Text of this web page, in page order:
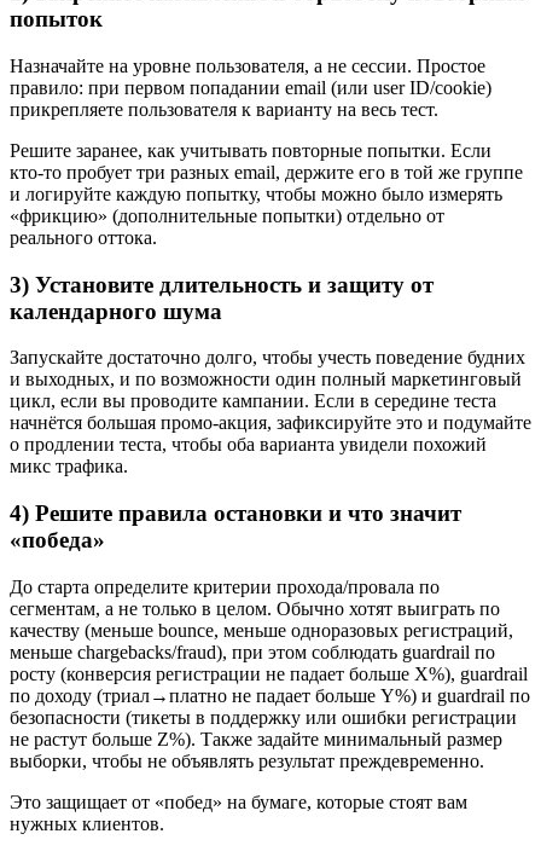
попыток
Назначайте на уровне пользователя, а не сессии. Простое
правило: при первом попадании email (или user ID/cookie)
прикрепляете пользователя к варианту на весь тест.
Решите заранее, как учитывать повторные попытки. Если
кто‑то пробует три разных email, держите его в той же группе
и логируйте каждую попытку, чтобы можно было измерять
«фрикцию» (дополнительные попытки) отдельно от
реального оттока.
3) Установите длительность и защиту от
календарного шума
Запускайте достаточно долго, чтобы учесть поведение будних
и выходных, и по возможности один полный маркетинговый
цикл, если вы проводите кампании. Если в середине теста
начнётся большая промо‑акция, зафиксируйте это и подумайте
о продлении теста, чтобы оба варианта увидели похожий
микс трафика.
4) Решите правила остановки и что значит
«победа»
До старта определите критерии прохода/провала по
сегментам, а не только в целом. Обычно хотят выиграть по
качеству (меньше bounce, меньше одноразовых регистраций,
меньше chargebacks/fraud), при этом соблюдать guardrail по
росту (конверсия регистрации не падает больше X%), guardrail
по доходу (триал→платно не падает больше Y%) и guardrail по
безопасности (тикеты в поддержку или ошибки регистрации
не растут больше Z%). Также задайте минимальный размер
выборки, чтобы не объявлять результат преждевременно.
Это защищает от «побед» на бумаге, которые стоят вам
нужных клиентов.